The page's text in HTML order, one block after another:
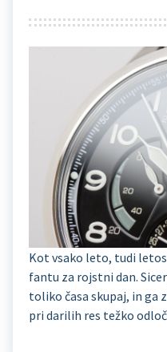
Kot vsako leto, tudi
fantu za rojstni dan.
toliko časa skupaj, in ga
pri darilih res težko